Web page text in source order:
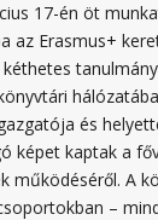
17-én öt
az Erasmus+
és
képet kaptak a
működéséről. A
–